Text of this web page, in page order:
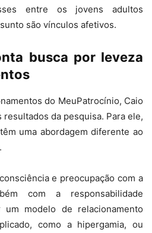
entre os jovens adultos
são vínculos afetivos.
busca por leveza
do MeuPatrocínio, Caio
da pesquisa. Para ele,
uma abordagem diferente ao
e preocupação com a
com a responsabilidade
um modelo de relacionamento
como a hipergamia, ou